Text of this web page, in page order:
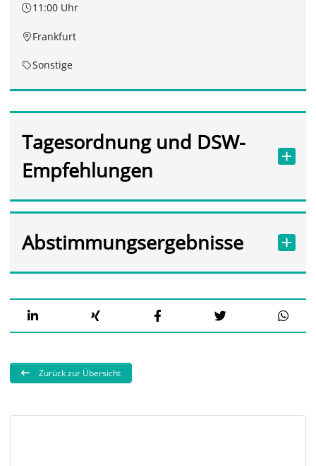
11:00 Uhr
Frankfurt
Sonstige
Tagesordnung und DSW-
Empfehlungen
Abstimmungsergebnisse
Zurück zur Übersicht